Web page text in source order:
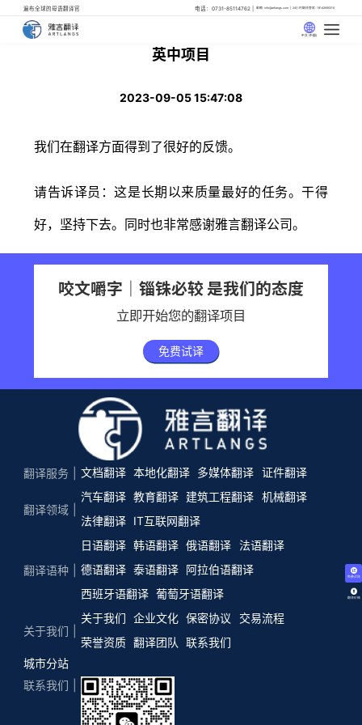
免费试译
翻译价格
遍布全球的母语翻译官 电话：0731-85114762 邮箱: info@artlangs.com 24小时翻译管家: 18142666316
中文 (中国)
英中项目
2023-09-05 15:47:08
我们在翻译方面得到了很好的反馈。
请告诉译员：这是长期以来质量最好的任务。干得
好，坚持下去。同时也非常感谢雅言翻译公司。
咬文嚼字｜锱铢必较 是我们的态度
立即开始您的翻译项目
免费试译
翻译服务 文档翻译 本地化翻译 多媒体翻译 证件翻译
翻译领域
汽车翻译 教育翻译 建筑工程翻译 机械翻译
法律翻译
IT互联网翻译
翻译语种
日语翻译 韩语翻译 俄语翻译
法语翻译
德语翻译 泰语翻译 阿拉伯语翻译
西班牙语翻译 葡萄牙语翻译
关于我们
关于我们 企业文化 保密协议
交易流程
荣誉资质 翻译团队
联系我们
城市分站
联系我们